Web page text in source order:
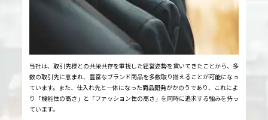
当社は、取引先様との共栄共存を重視した経営姿勢を貫いてきたことから、多
数の取引先に恵まれ、豊富なブランド商品を多数取り揃えることが可能になっ
ています。また、仕入れ先と一体になった商品開発がかのうであり、これによ
り「機能性の高さ」と「ファッション性の高さ」を同時に追求する強みを持っ
ています。